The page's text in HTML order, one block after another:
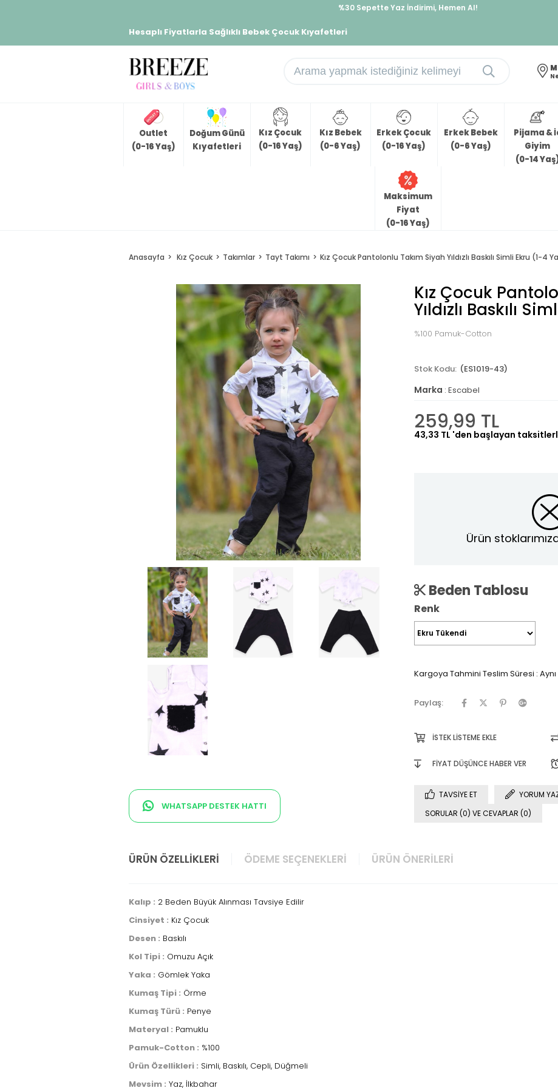
%30 Sepette Yaz İndirimi, Hemen Al!
Hesaplı Fiyatlarla Sağlıklı Bebek Çocuk Kıyafetleri
Outlet
(0-16 Yaş)
Doğum Günü
Kıyafetleri
Kız Çocuk
(0-16 Yaş)
Kız Bebek
(0-6 Yaş)
Erkek Çocuk
(0-16 Yaş)
Erkek Bebek
(0-6 Yaş)
Pijama &
Giyim
(0-14
Maksimum
Fiyat
(0-16 Yaş)
Anasayfa Kız Çocuk Takımlar Tayt Takımı Kız Çocuk Pantolonlu Takım Siyah Yıldızlı Baskılı Simli Ekru (1-4
WHATSAPP DESTEK HATTI
Kız Çocuk
Yıldızlı Baskılı
%100 Pamuk-Cotton
(ES1019-43)
Marka : Escabel
259,99 TL
43,33 TL 'den başlayan
Ürün
Beden Tablosu
Renk
Kargoya Tahmini Teslim Süresi :
Paylaş:
İSTEK LISTEME EKLE
FIYAT DÜŞÜNCE HABER VER
TAVSIYE ET
YORUM
SORULAR (0) VE CEVAPLAR (0)
ÜRÜN ÖZELLIKLERI ÖDEME SEÇENEKLERI ÜRÜN ÖNERILERI
Kalıp : 2 Beden Büyük Alınması Tavsiye Edilir
Cinsiyet : Kız Çocuk
Desen : Baskılı
Kol Tipi : Omuzu Açık
Yaka : Gömlek Yaka
Kumaş Tipi : Örme
Kumaş Türü : Penye
Materyal : Pamuklu
Pamuk-Cotton : %100
Ürün Özellikleri : Simli, Baskılı, Cepli, Düğmeli
Mevsim : Yaz, İlkbahar